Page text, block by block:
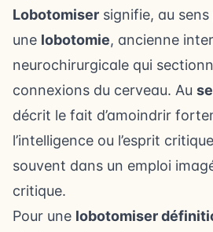
Lobotomiser signifie, au
une lobotomie, ancienne
neurochirurgicale qui
connexions du cerveau. Au
décrit le fait d’amoindrir
l’intelligence ou l’esprit
souvent dans un emploi
critique.
Pour une lobotomiser